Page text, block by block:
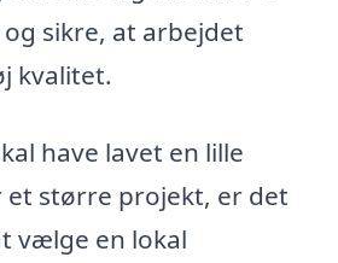
sikre, at arbejdet
kvalitet.
have lavet en lille
større projekt, er det
vælge en lokal